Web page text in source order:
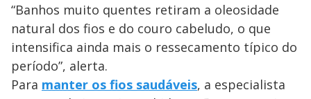
“Banhos muito quentes retiram a oleosidade
natural dos fios e do couro cabeludo, o que
intensifica ainda mais o ressecamento típico do
período”, alerta.
Para manter os fios saudáveis, a especialista